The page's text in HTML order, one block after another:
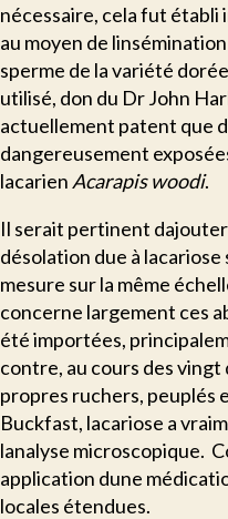
nécessaire, cela fut
au moyen de
sperme de la variété
utilisé, don du Dr John
actuellement patent que
dangereusement
lacarien Acarapis woodi.
Il serait pertinent
désolation due à
mesure sur la même
concerne largement ces
été importées,
contre, au cours des vingt
propres ruchers, peuplés
Buckfast, lacariose a
lanalyse microscopique.
application dune
locales étendues.